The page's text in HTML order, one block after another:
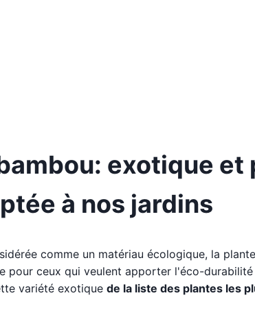
exotique
à nos jardins
comme un matériau écologique, la
pour ceux qui veulent apporter l'éco-
variété exotique de la liste des plantes les